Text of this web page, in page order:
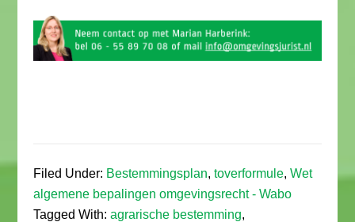
Filed Under: Bestemmingsplan,toverformule,Wet
algemene bepalingen omgevingsrecht - Wabo
Tagged With:agrarische bestemming,